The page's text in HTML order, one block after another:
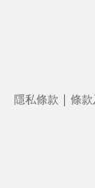
隱私條款 | 條